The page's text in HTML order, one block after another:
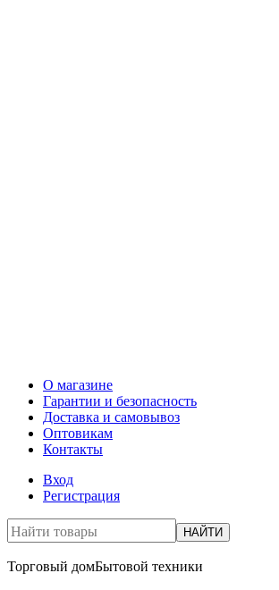
О магазине
Гарантии и безопасность
Доставка и самовывоз
Оптовикам
Контакты
Вход
Регистрация
НАЙТИ
Торговый домБытовой техники